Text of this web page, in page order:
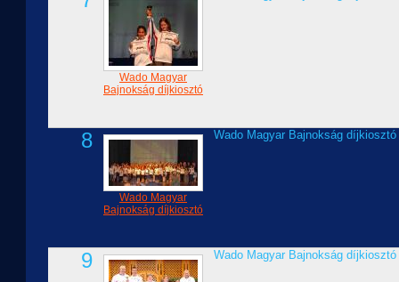
Wado Magyar
Bajnokság díjkiosztó
8
Wado Magyar
Bajnokság díjkiosztó
Wado Magyar Bajnokság díjkiosztó
9 Wado Magyar Bajnokság díjkiosztó